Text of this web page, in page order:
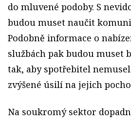
do mluvené podoby. S
budou muset naučit
Podobně informace o
službách pak budou muset
tak, aby spotřebitel
zvýšené úsilí na jejich
Na soukromý sektor